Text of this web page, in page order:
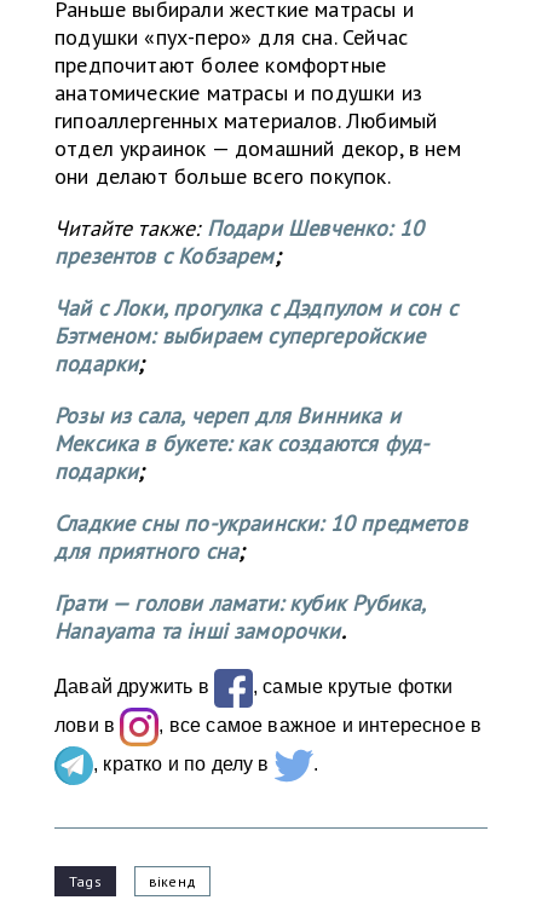
Раньше выбирали жесткие матрасы и
подушки «пух-перо» для сна. Сейчас
предпочитают более комфортные
анатомические матрасы и подушки из
гипоаллергенных материалов. Любимый
отдел украинок — домашний декор, в нем
они делают больше всего покупок.
Читайте также: Подари Шевченко: 10
презентов с Кобзарем;
Чай с Локи, прогулка с Дэдпулом и сон с
Бэтменом: выбираем супергеройские
подарки;
Розы из сала, череп для Винника и
Мексика в букете: как создаются фуд-
подарки;
Сладкие сны по-украински: 10 предметов
для приятного сна;
Грати — голови ламати: кубик Рубика,
Hanayama та інші заморочки.
Давай дружить в
, самые крутые фотки
лови в
, все самое важное и интересное в
, кратко и по делу в
.
Tags вікенд